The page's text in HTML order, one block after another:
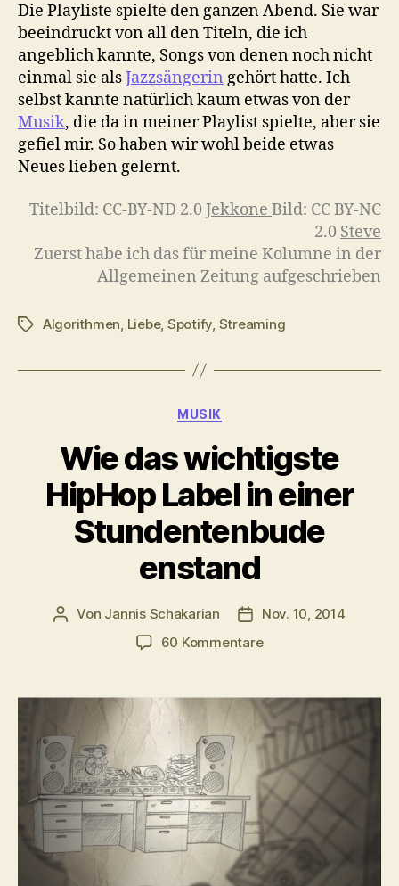
Die Playliste spielte den ganzen Abend. Sie war
beeindruckt von all den Titeln, die ich
angeblich kannte, Songs von denen noch nicht
einmal sie alsJazzsängerin gehört hatte. Ich
selbst kannte natürlich kaum etwas von der
Musik, die da in meiner Playlist spielte, aber sie
gefiel mir. So haben wir wohl beide etwas
Neues lieben gelernt.
Titelbild: CC-BY-ND 2.0Jekkone Bild: CC BY-NC
2.0 Steve
Zuerst habe ich das für meine Kolumne in der
Allgemeinen Zeitung aufgeschrieben
Schlagwörter
Algorithmen Liebe, Spotify Streaming
Kategorien
MUSIK
Wie das wichtigste
HipHop Label in einer
Stundentenbude
enstand
Beitragsautor
Von Jannis Schakarian Veröffentlichungsdatum
Nov. 10, 2014
60 Kommentarezu
wichtigste
HipHop
Label
einer
Stundentenbude
enstand